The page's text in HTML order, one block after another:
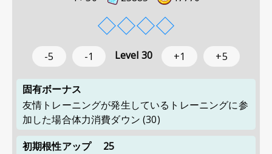
◇◇◇◇
-5 -1 Level 30 +1 +5
固有ボーナス
友情トレーニングが発生しているトレーニングに参
加した場合体力消費ダウン (30)
初期根性アップ
25